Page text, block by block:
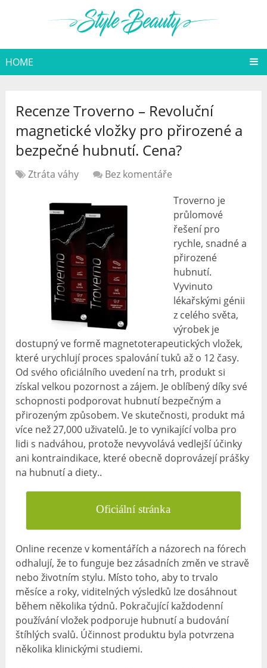
HOME
Recenze Troverno – Revoluční
magnetické vložky pro přirozené a
bezpečné hubnutí. Cena?
Ztráta váhy
Bez komentáře
Troverno je
průlomové
řešení pro
rychle, snadné a
přirozené
hubnutí.
Vyvinuto
lékařskými génii
z celého světa,
výrobek je
dostupný ve formě magnetoterapeutických vložek,
které urychlují proces spalování tuků až o 12 časy.
Od svého oficiálního uvedení na trh, produkt si
získal velkou pozornost a zájem. Je oblíbený díky své
schopnosti podporovat hubnutí bezpečným a
přirozeným způsobem. Ve skutečnosti, produkt má
více než 27,000 uživatelů. Je to vynikající volba pro
lidi s nadváhou, protože nevyvolává vedlejší účinky
ani kontraindikace, které obecně doprovázejí prášky
na hubnutí a diety..
Oficiální stránka
Online recenze v komentářích a názorech na fórech
odhalují, že to funguje bez zásadních změn ve stravě
nebo životním stylu. Místo toho, aby to trvalo
měsíce a roky, viditelných výsledků lze dosáhnout
během několika týdnů. Pokračující každodenní
používání vložek podporuje hubnutí a budování
štíhlých svalů. Účinnost produktu byla potvrzena
několika klinickými studiemi.